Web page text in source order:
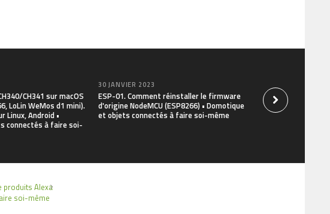
CH341 sur macOS
LoLin WeMos d1 mini).
Linux, Android •
connectés à faire soi-
30 JANVIER 2023
ESP-01. Comment réinstaller le firmware
d'origine NodeMCU (ESP8266) • Domotique
et objets connectés à faire soi-même
Commandes Linux
et le Terminal
installer, mettre à
produits Alexa
soi-même